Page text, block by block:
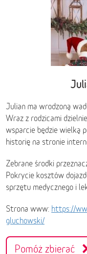
Julian ma wrodzoną
Wraz z rodzicami
wsparcie będzie wielką
historię na stronie
Zebrane środki
Pokrycie kosztów
sprzętu medycznego i
Strona www: https://
gluchowski/
Pomóż zbierać